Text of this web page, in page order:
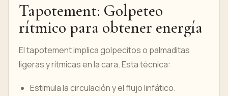
Tapotement: Golpeteo
rítmico para obtener energía
El tapotement implica golpecitos o palmaditas
ligeras y rítmicas en la cara. Esta técnica:
Estimula la circulación y el flujo linfático.